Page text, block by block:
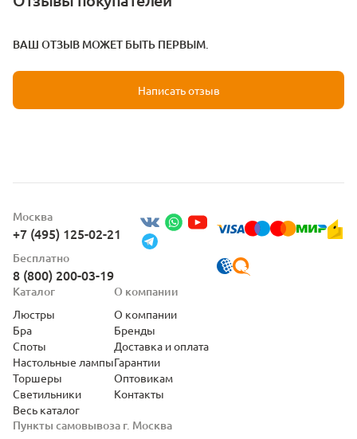
ВАШ ОТЗЫВ МОЖЕТ БЫТЬ ПЕРВЫМ.
Написать отзыв
Москва
+7 (495) 125-02-21
Бесплатно
8 (800) 200-03-19
Пункты самовывоза г. Москва
Каталог
Люстры
Бра
Споты
Настольные лампы
Торшеры
Светильники
Весь каталог
О компании
О компании
Бренды
Доставка и оплата
Гарантии
Оптовикам
Контакты